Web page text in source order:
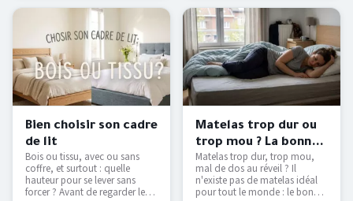
Bien choisir son cadre
de lit
Bois ou tissu, avec ou sans
coffre, et surtout : quelle
hauteur pour se lever sans
forcer ? Avant de regarder les
Matelas trop dur ou
trop mou ? La bonne
fermeté selon votre
morphologie
Matelas trop dur, trop mou,
mal de dos au réveil ? Il
n'existe pas de matelas idéal
pour tout le monde : le bon